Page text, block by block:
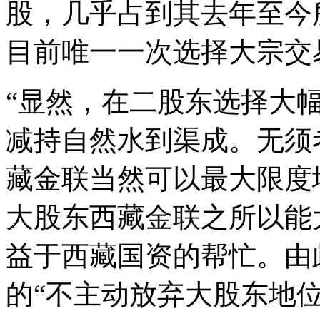
股，几乎占到其去年至
目前唯一一次选择大宗
“显然，在二股东选择大
减持自然水到渠成。无
藏金联当然可以最大限
大股东西藏金联之所以
益于西藏国资的帮忙。
的“不主动放弃大股东地